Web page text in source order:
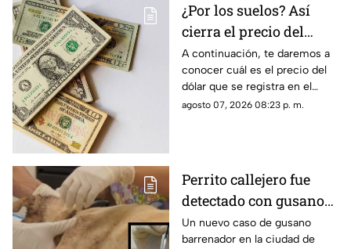
¿Por los suelos? Así
cierra el precio del
dólar en Yucatán HOY
viernes 7 de agosto de
2026
A continuación, te daremos a
conocer cuál es el precio del
dólar que se registra en el
estado de Yucatán al cierre de
agosto 07, 2026 08:23 p. m.
Perrito callejero fue
detectado con gusano
barrenador en Mérida;
así fue rescatado
Un nuevo caso de gusano
barrenador en la ciudad de